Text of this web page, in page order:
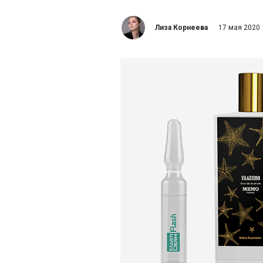
Лиза Корнеева 17 мая 2020